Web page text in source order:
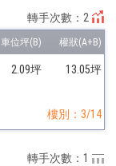
2.09坪 13.05坪
樓別：3/14
轉手次數：2
轉手次數：1